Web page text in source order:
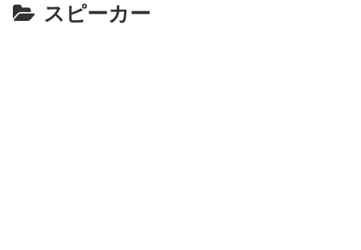
スピーカー